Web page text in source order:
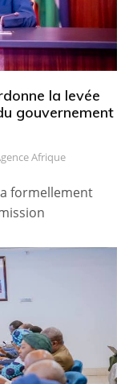
la levée
gouvernement
Afrique
formellement